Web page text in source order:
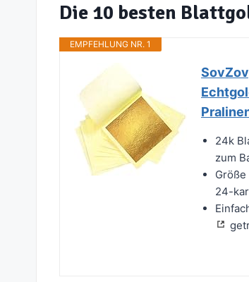
Die 10 besten
EMPFEHLUNG NR. 1
24k
zum
24-